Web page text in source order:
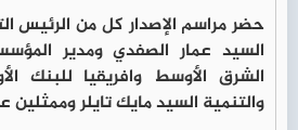
حضر مراسم الإصدار كل من الرئيس
السيد عمار الصفدي ومدير
الشرق الأوسط وافريقيا للبنك
والتنمية السيد مايك تايلر وممثلين